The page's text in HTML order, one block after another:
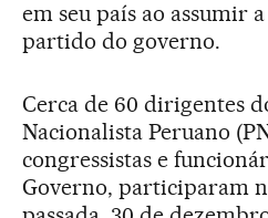
em seu país ao assumir
partido do governo.
Cerca de 60 dirigentes
Nacionalista Peruano
congressistas e
Governo, participaram